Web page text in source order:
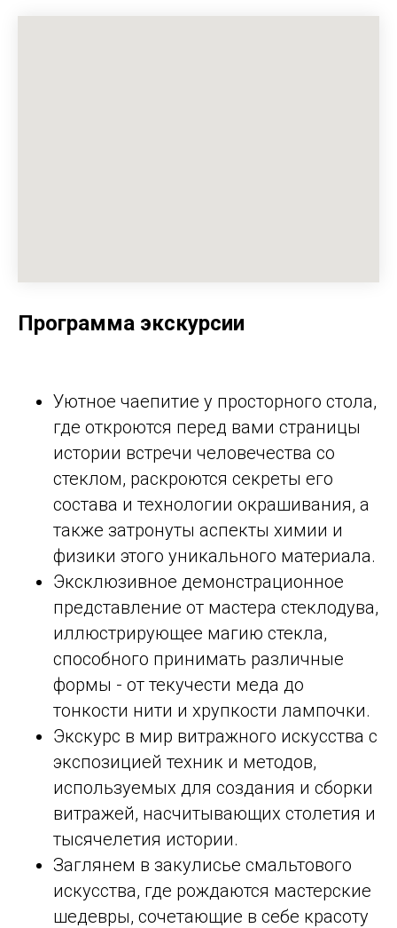
Программа экскурсии
Уютное чаепитие у просторного стола,
где откроются перед вами страницы
истории встречи человечества со
стеклом, раскроются секреты его
состава и технологии окрашивания, а
также затронуты аспекты химии и
физики этого уникального материала.
Эксклюзивное демонстрационное
представление от мастера стеклодува,
иллюстрирующее магию стекла,
способного принимать различные
формы - от текучести меда до
тонкости нити и хрупкости лампочки.
Экскурс в мир витражного искусства с
экспозицией техник и методов,
используемых для создания и сборки
витражей, насчитывающих столетия и
тысячелетия истории.
Заглянем в закулисье смальтового
искусства, где рождаются мастерские
шедевры, сочетающие в себе красоту